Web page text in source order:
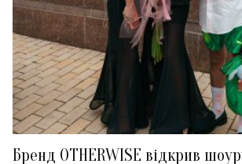
Бренд OTHERWISE відкрив